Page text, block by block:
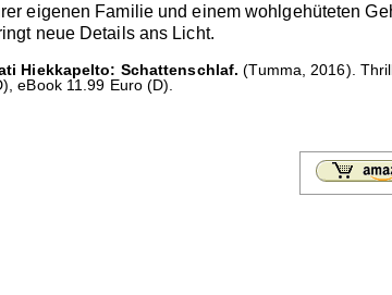
eigenen Familie und einem wohlgehüteten
neue Details ans Licht.
Hiekkapelto: Schattenschlaf. (Tumma, 2016).
eBook 11.99 Euro (D).